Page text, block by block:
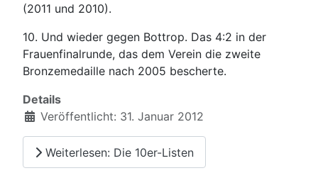
(2011 und 2010).
10. Und wieder gegen Bottrop. Das 4:2 in der
Frauenfinalrunde, das dem Verein die zweite
Bronzemedaille nach 2005 bescherte.
Details
Veröffentlicht: 31. Januar 2012
Weiterlesen: Die 10er-Listen